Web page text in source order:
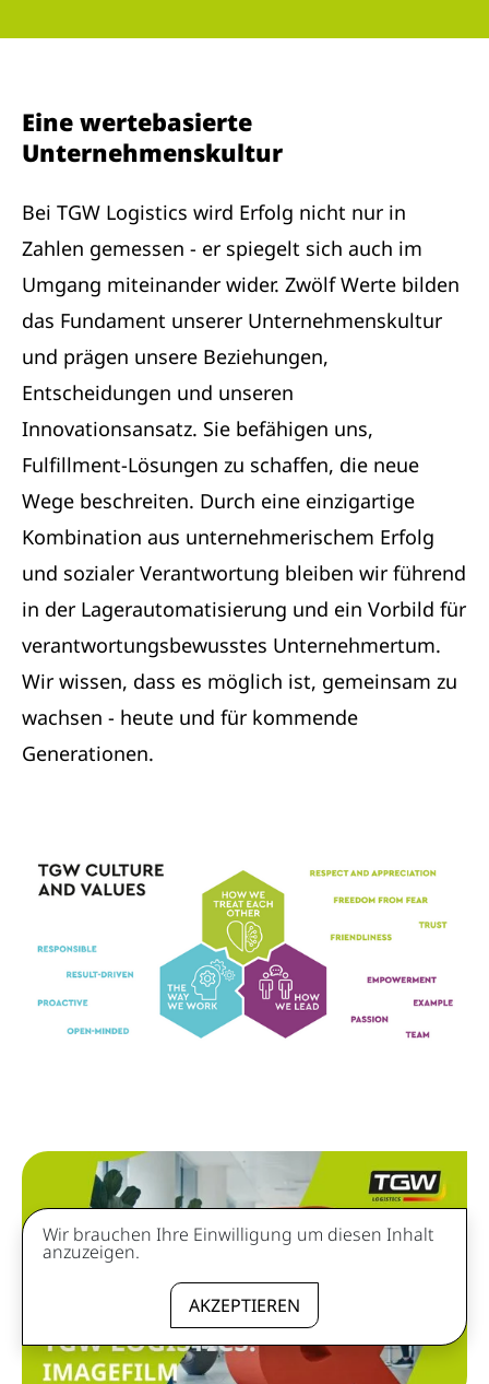
Eine wertebasierte
Unternehmenskultur
Bei TGW Logistics wird Erfolg nicht nur in
Zahlen gemessen - er spiegelt sich auch im
Umgang miteinander wider. Zwölf Werte bilden
das Fundament unserer Unternehmenskultur
und prägen unsere Beziehungen,
Entscheidungen und unseren
Innovationsansatz. Sie befähigen uns,
Fulfillment-Lösungen zu schaffen, die neue
Wege beschreiten. Durch eine einzigartige
Kombination aus unternehmerischem Erfolg
und sozialer Verantwortung bleiben wir führend
in der Lagerautomatisierung und ein Vorbild für
verantwortungsbewusstes Unternehmertum.
Wir wissen, dass es möglich ist, gemeinsam zu
wachsen - heute und für kommende
Generationen.
Wir brauchen Ihre Einwilligung um diesen Inhalt
anzuzeigen.
AKZEPTIEREN